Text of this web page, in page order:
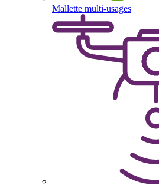
Mallette multi-usages